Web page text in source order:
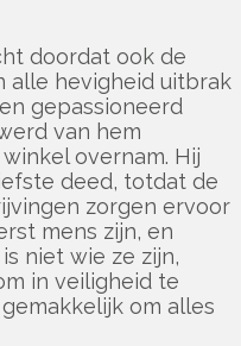
doordat ook de
alle hevigheid uitbrak
gepassioneerd
van hem
overnam. Hij
deed, totdat de
zorgen ervoor
mens zijn, en
niet wie ze zijn,
in veiligheid te
om alles